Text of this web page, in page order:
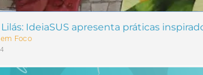
IdeiaSUS apresenta práticas
Foco